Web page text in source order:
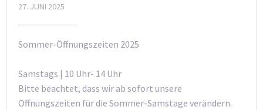
27. JUNI 2025
Sommer-Öffnungszeiten 2025
Samstags | 10 Uhr- 14 Uhr
Bitte beachtet, dass wir ab sofort unsere
Öffnungszeiten für die Sommer-Samstage verändern.